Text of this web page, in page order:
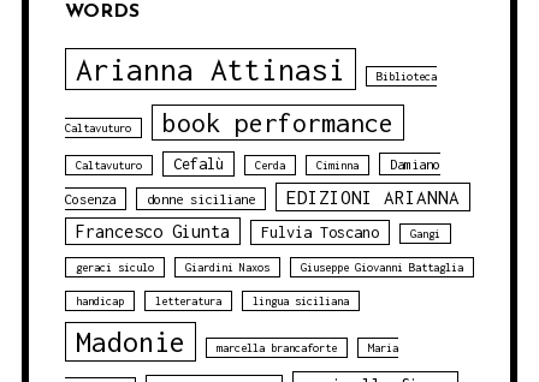
WORDS
Arianna Attinasi Biblioteca
Caltavuturo book performance
Caltavuturo Cefalù Cerda Ciminna Damiano
Cosenza donne siciliane EDIZIONI ARIANNA
Francesco Giunta Fulvia Toscano Gangi
geraci siculo Giardini Naxos Giuseppe Giovanni Battaglia
handicap letteratura lingua siciliana
Madonie marcella brancaforte Maria